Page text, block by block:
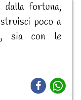
dalla fortuna,
poco a
sia con le